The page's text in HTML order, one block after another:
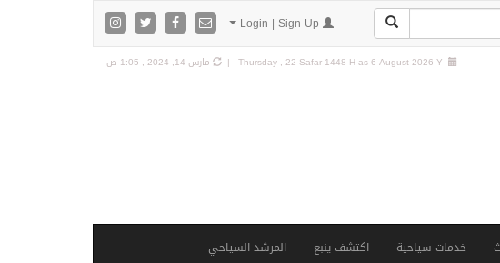
Thursday , 22 Safar 1448 H as6 August 2026 Y | مارس 14, 2024 , 1:05 ص
خدمات سياحية اكتشف ينبع المرشد السياحي